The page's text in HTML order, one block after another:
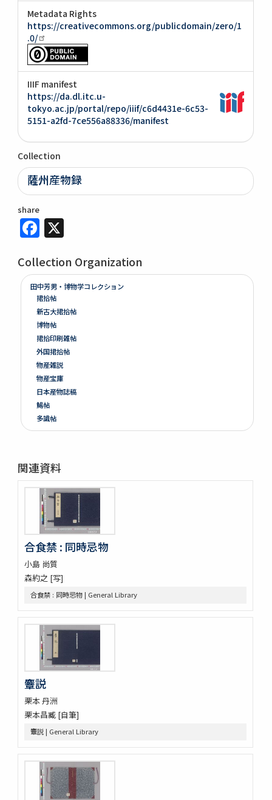
Metadata Rights
https://creativecommons.org/publicdomain/zero/1
.0/
IIIF manifest
https://da.dl.itc.u-
tokyo.ac.jp/portal/repo/iiif/c6d4431e-6c53-
5151-a2fd-7ce556a88336/manifest
Collection
薩州産物録
share
Facebook
Collection Organization
田中芳男・博物学コレクション
捃拾帖
新古大捃拾帖
博物帖
捃拾印刷雑帖
外国捃拾帖
物産雑説
物産宝庫
日本産物誌稿
鯣帖
多識帖
明治六年墺國博覽會出品寫真帖
神都印刷帖附農業館掛図・絵
共進会並水産博覧会帖
繭絲織物陶漆器共進会帖
博物學寫眞圖
鳥類標本及寫眞圖
雀巣庵禽譜
隨観冩真 20巻 (存4巻)
蟲豸圖譜 (存2巻)
禽譜
象志
鶴虱攷 1巻附聖恵方1巻醫方類聚撮鈔1巻
薩州産物録
搾油濫觴 1巻裏書1巻附考1巻
甘蔗記 1巻附1巻
砂糖製作記 : 砂糖の作りかたをしる
合食禁 : 同時忌物
大同類聚方 100巻 (存76巻)
周定王救荒本草和名選 14巻
羊歯印影圖
新定羊齒目録 1巻附羊歯目録1巻
尾張吉田雀巣庵主人遺稿草木写生図
救荒夲草記聞 14巻附救荒野譜紀聞1巻補遺1巻
関連資料
合食禁 : 同時忌物
小島 尚質
森約之 [写]
合食禁 : 同時忌物 | General Library
麞説
栗本 丹洲
栗本昌臧 [自筆]
麞説 | General Library